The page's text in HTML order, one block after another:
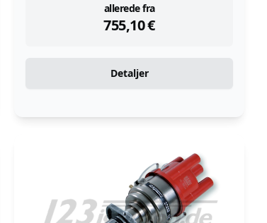
allerede fra
755,10€
instock
Detaljer